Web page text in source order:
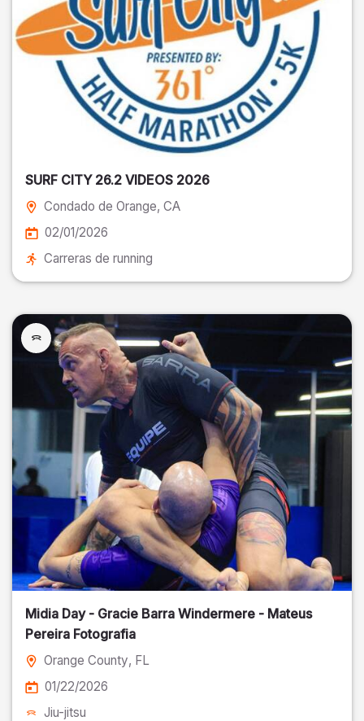
SURF CITY 26.2 VIDEOS 2026
Condado de Orange, CA
02/01/2026
Carreras de running
Midia Day - Gracie Barra Windermere - Mateus
Pereira Fotografia
Orange County, FL
01/22/2026
Jiu-jitsu